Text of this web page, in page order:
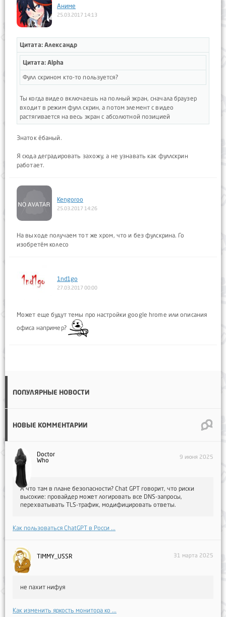
Аниме
25.03.2017 14:13
Цитата: Aлександр
Цитата: Alpha
Фулл скрином кто-то пользуется?
Ты когда видео включаешь на полный экран, сначала браузер
входит в режим фулл скрин, а потом элемент с видео
растягивается на весь экран с абсолютной позицией
Знаток ёбаный.
Я сюда деградировать захожу, а не узнавать как фуллскрин
работает.
Kengoroo
25.03.2017 14:26
На выходе получаем тот же хром, что и без фулскрина. Го
изобретём колесо
1nd1go
27.03.2017 00:00
Может еще будут темы про настройки google hrome или описания
офиса например?
ПОПУЛЯРНЫЕ НОВОСТИ
НОВЫЕ КОММЕНТАРИИ
Doctor
Who
9 июня 2025
А что там в плане безопасности? Chat GPT говорит, что риски
высокие: провайдер может логировать все DNS-запросы,
перехватывать TLS-трафик, модифицировать ответы.
Как пользоваться ChatGPT в Росси ...
TIMMY_USSR 31 марта 2025
не пахит нифуя
Как изменить яркость монитора ко ...